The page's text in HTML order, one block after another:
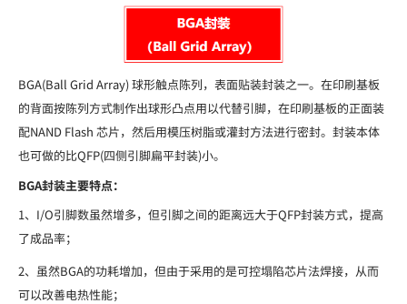
BGA(Ball Grid Array) 球形触点陈列，表面贴装封装之一。在印刷基板
的背面按陈列方式制作出球形凸点用以代替引脚，在印刷基板的正面装
配NAND Flash 芯片，然后用模压树脂或灌封方法进行密封。封装本体
也可做的比QFP(四侧引脚扁平封装)小。
BGA封装主要特点：
1、I/O引脚数虽然增多，但引脚之间的距离远大于QFP封装方式，提高
了成品率；
2、虽然BGA的功耗增加，但由于采用的是可控塌陷芯片法焊接，从而
可以改善电热性能；